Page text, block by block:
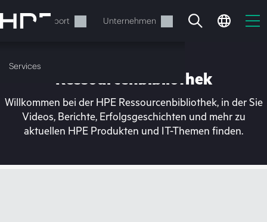
Hauptinhalt
wechseln
Support Unternehmen
Services
Ihr Warenkorb ist aktuell
Ressourcenbibliothek
Willkommen bei der HPE Ressourcenbibliothek, in der Sie
Videos, Berichte, Erfolgsgeschichten und mehr zu
aktuellen HPE Produkten und IT-Themen finden.